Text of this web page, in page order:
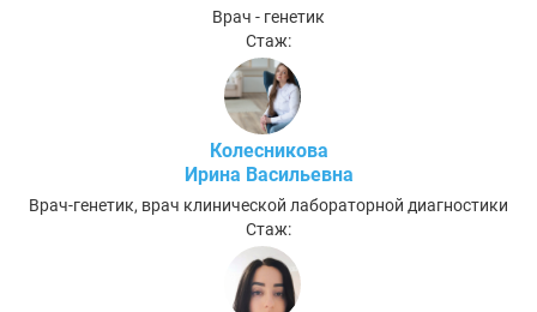
Врач - генетик
Стаж:
Колесникова
Ирина Васильевна
Врач-генетик, врач клинической лабораторной диагностики
Стаж: